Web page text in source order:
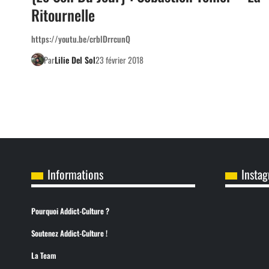
Ritournelle
https://youtu.be/crblDrrcunQ
ParLilie Del Sol23 février 2018
Informations
Pourquoi Addict-Culture ?
Soutenez Addict-Culture !
La Team